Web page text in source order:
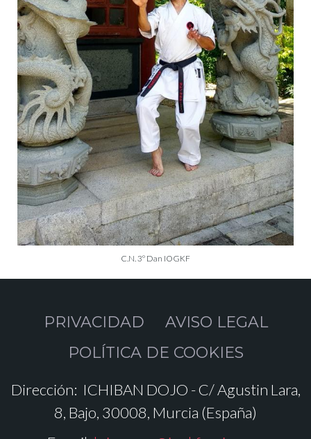
C.N. 3º Dan IOGKF
PRIVACIDAD
AVISO LEGAL
POLÍTICA DE COOKIES
Dirección: ICHIBAN DOJO - C/ Agustin Lara,
8, Bajo, 30008, Murcia (España)